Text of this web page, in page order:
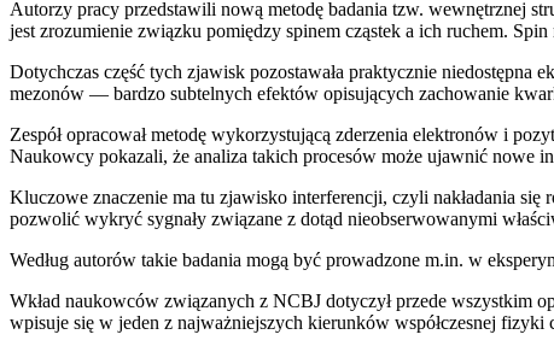
Autorzy pracy przedstawili nową metodę badania tzw. wewnętrznej
jest zrozumienie związku pomiędzy spinem cząstek a ich ruchem.
Dotychczas część tych zjawisk pozostawała praktycznie niedostępna
mezonów — bardzo subtelnych efektów opisujących zachowanie
Zespół opracował metodę wykorzystującą zderzenia elektronów i
Naukowcy pokazali, że analiza takich procesów może ujawnić nowe
Kluczowe znaczenie ma tu zjawisko interferencji, czyli nakładania
pozwolić wykryć sygnały związane z dotąd nieobserwowanymi
Według autorów takie badania mogą być prowadzone m.in. w
Wkład naukowców związanych z NCBJ dotyczył przede wszystkim
wpisuje się w jeden z najważniejszych kierunków współczesnej